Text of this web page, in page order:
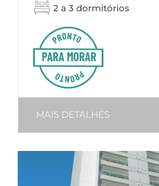
2 a 3 dormitórios
MAIS DETALHES